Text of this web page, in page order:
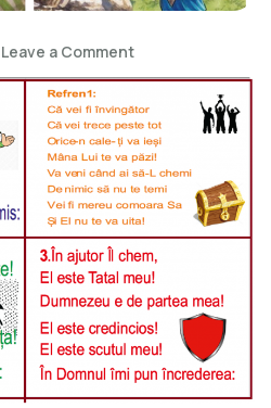
Leave a Comment